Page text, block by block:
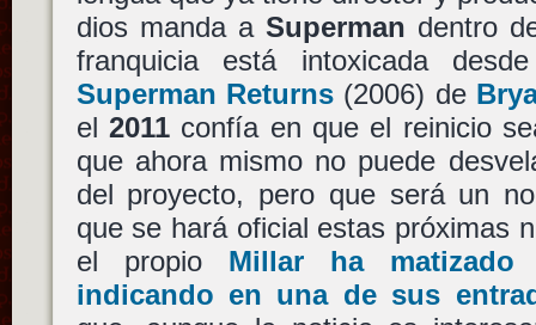
dios manda a Superman dentro
franquicia está intoxicada
Superman Returns(2006) de
el 2011confía en que el reinicio
que ahora mismo no puede
del proyecto, pero que será un
que se hará oficial estas próximas
el propio Millar ha matizado
indicando en una de sus